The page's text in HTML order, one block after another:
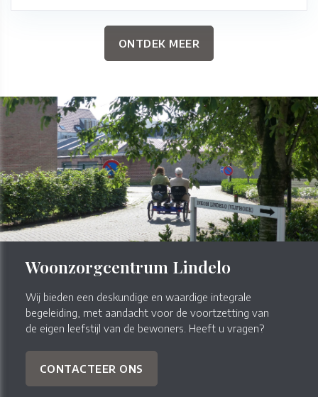
ONTDEK MEER
Woonzorgcentrum Lindelo
Wij bieden een deskundige en waardige integrale
begeleiding, met aandacht voor de voortzetting van
de eigen leefstijl van de bewoners. Heeft u vragen?
CONTACTEER ONS